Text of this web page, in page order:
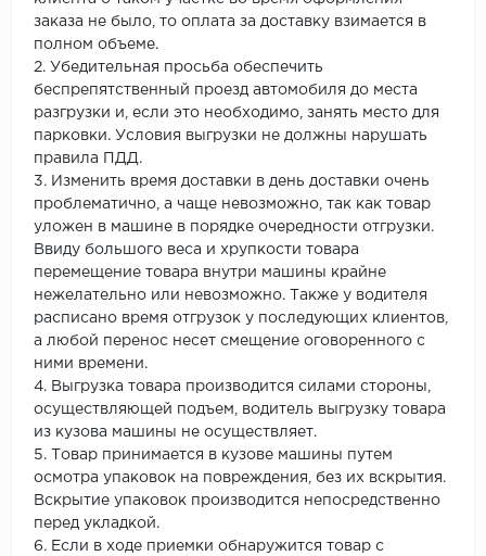
заказа не было, то оплата за доставку взимается в
полном объеме.
2. Убедительная просьба обеспечить
беспрепятственный проезд автомобиля до места
разгрузки и, если это необходимо, занять место для
парковки. Условия выгрузки не должны нарушать
правила ПДД.
3. Изменить время доставки в день доставки очень
проблематично, а чаще невозможно, так как товар
уложен в машине в порядке очередности отгрузки.
Ввиду большого веса и хрупкости товара
перемещение товара внутри машины крайне
нежелательно или невозможно. Также у водителя
расписано время отгрузок у последующих клиентов,
а любой перенос несет смещение оговоренного с
ними времени.
4. Выгрузка товара производится силами стороны,
осуществляющей подъем, водитель выгрузку товара
из кузова машины не осуществляет.
5. Товар принимается в кузове машины путем
осмотра упаковок на повреждения, без их вскрытия.
Вскрытие упаковок производится непосредственно
перед укладкой.
6. Если в ходе приемки обнаружится товар с